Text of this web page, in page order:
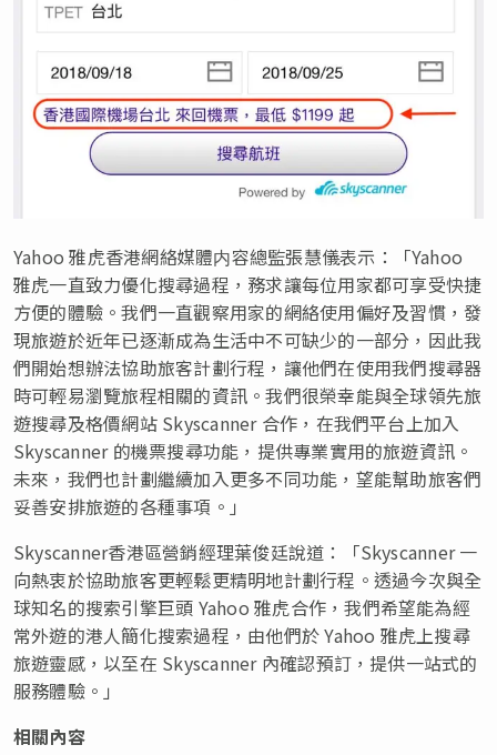
Yahoo 雅虎香港網絡媒體内容總監張慧儀表示：「Yahoo
雅虎一直致力優化搜尋過程，務求讓每位用家都可享受快捷
方便的體驗。我們一直觀察用家的網絡使用偏好及習慣，發
現旅遊於近年已逐漸成為生活中不可缺少的一部分，因此我
們開始想辦法協助旅客計劃行程，讓他們在使用我們搜尋器
時可輕易瀏覽旅程相關的資訊。我們很榮幸能與全球領先旅
遊搜尋及格價網站 Skyscanner 合作，在我們平台上加入
Skyscanner 的機票搜尋功能，提供專業實用的旅遊資訊。
未來，我們也計劃繼續加入更多不同功能，望能幫助旅客們
妥善安排旅遊的各種事項。」
Skyscanner香港區營銷經理葉俊廷說道：「Skyscanner 一
向熱衷於協助旅客更輕鬆更精明地計劃行程。透過今次與全
球知名的搜索引擎巨頭 Yahoo 雅虎合作，我們希望能為經
常外遊的港人簡化搜索過程，由他們於 Yahoo 雅虎上搜尋
旅遊靈感，以至在 Skyscanner 內確認預訂，提供一站式的
服務體驗。」
相關內容